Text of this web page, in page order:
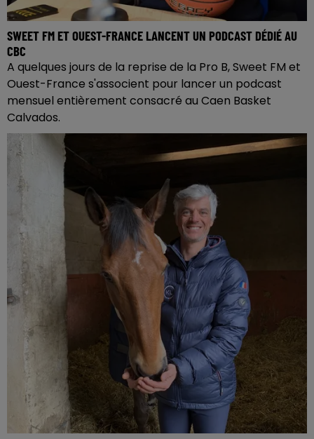
SWEET FM ET OUEST-FRANCE LANCENT UN PODCAST DÉDIÉ AU
CBC
A quelques jours de la reprise de la Pro B, Sweet FM et
Ouest-France s'associent pour lancer un podcast
mensuel entièrement consacré au Caen Basket
Calvados.